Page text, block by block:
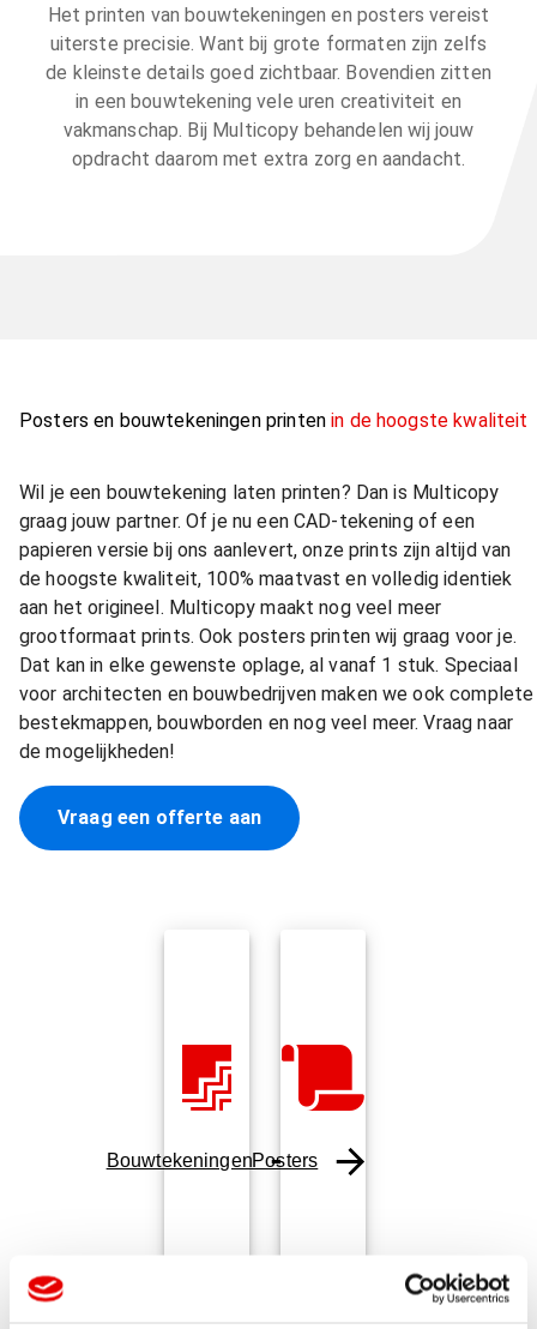
Het printen van bouwtekeningen en posters vereist
uiterste precisie. Want bij grote formaten zijn zelfs
de kleinste details goed zichtbaar. Bovendien zitten
in een bouwtekening vele uren creativiteit en
vakmanschap. Bij Multicopy behandelen wij jouw
opdracht daarom met extra zorg en aandacht.
Posters en bouwtekeningen printenin de hoogste kwaliteit
Wil je een bouwtekening laten printen? Dan is Multicopy
graag jouw partner. Of je nu een CAD-tekening of een
papieren versie bij ons aanlevert, onze prints zijn altijd van
de hoogste kwaliteit, 100% maatvast en volledig identiek
aan het origineel. Multicopy maakt nog veel meer
grootformaat prints. Ook posters printen wij graag voor je.
Dat kan in elke gewenste oplage, al vanaf 1 stuk. Speciaal
voor architecten en bouwbedrijven maken we ook complete
bestekmappen, bouwborden en nog veel meer. Vraag naar
de mogelijkheden!
Vraag een offerte aan
BouwtekeningenPosters